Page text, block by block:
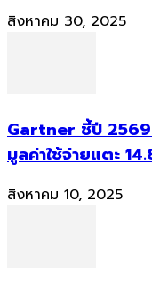
สิงหาคม 30, 2025
Gartner ชี้ปี 2569
มูลค่าใช้จ่ายแตะ
สิงหาคม 10, 2025